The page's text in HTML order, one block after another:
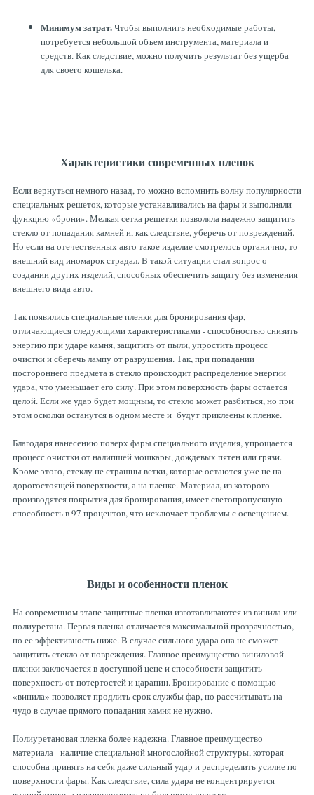
Минимум затрат.Чтобы выполнить необходимые работы,
потребуется небольшой объем инструмента, материала и
средств. Как следствие, можно получить результат без ущерба
для своего кошелька.
Характеристики современных пленок
Если вернуться немного назад, то можно вспомнить волну популярности
специальных решеток, которые устанавливались на фары и выполняли
функцию «брони». Мелкая сетка решетки позволяла надежно защитить
стекло от попадания камней и, как следствие, уберечь от повреждений.
Но если на отечественных авто такое изделие смотрелось органично, то
внешний вид иномарок страдал. В такой ситуации стал вопрос о
создании других изделий, способных обеспечить защиту без изменения
внешнего вида авто.
Так появились специальные пленки для бронирования фар,
отличающиеся следующими характеристиками - способностью снизить
энергию при ударе камня, защитить от пыли, упростить процесс
очистки и сберечь лампу от разрушения. Так, при попадании
постороннего предмета в стекло происходит распределение энергии
удара, что уменьшает его силу. При этом поверхность фары остается
целой. Если же удар будет мощным, то стекло может разбиться, но при
этом осколки останутся в одном месте и будут приклеены к пленке.
Благодаря нанесению поверх фары специального изделия, упрощается
процесс очистки от налипшей мошкары, дождевых пятен или грязи.
Кроме этого, стеклу не страшны ветки, которые остаются уже не на
дорогостоящей поверхности, а на пленке. Материал, из которого
производятся покрытия для бронирования, имеет светопропускную
способность в 97 процентов, что исключает проблемы с освещением.
Виды и особенности пленок
На современном этапе защитные пленки изготавливаются из винила или
полиуретана. Первая пленка отличается максимальной прозрачностью,
но ее эффективность ниже. В случае сильного удара она не сможет
защитить стекло от повреждения. Главное преимущество виниловой
пленки заключается в доступной цене и способности защитить
поверхность от потертостей и царапин. Бронирование с помощью
«винила» позволяет продлить срок службы фар, но рассчитывать на
чудо в случае прямого попадания камня не нужно.
Полиуретановая пленка более надежна. Главное преимущество
материала - наличие специальной многослойной структуры, которая
способна принять на себя даже сильный удар и распределить усилие по
поверхности фары. Как следствие, сила удара не концентрируется